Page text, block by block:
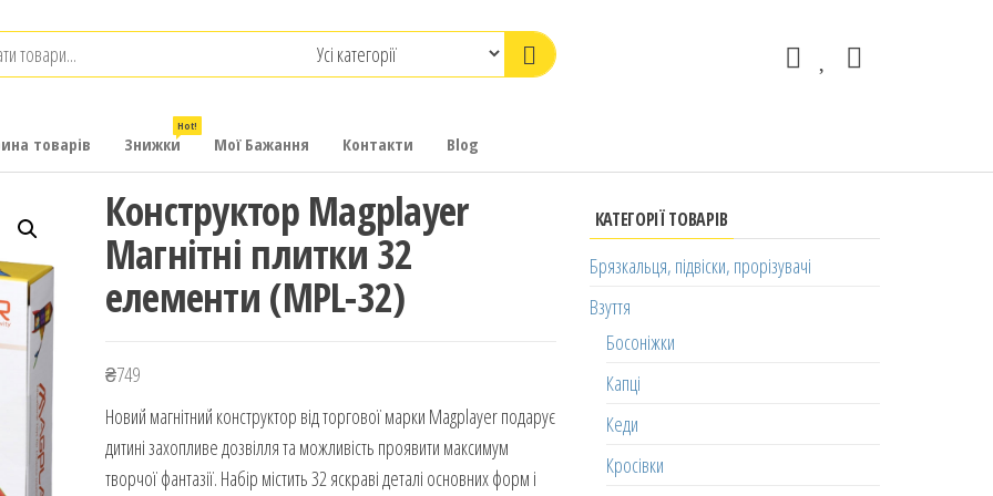
товарів Знижки
Hot!
Мої Бажання Контакти Blog
Конструктор Magplayer
Магнітні плитки 32
елементи (MPL-32)
₴749
Новий магнітний конструктор від торгової марки Magplayer подарує
дитині захопливе дозвілля та можливість проявити максимум
творчої фантазії. Набір містить 32 яскраві деталі основних форм і
КАТЕГОРІЇ ТОВАРІВ
Брязкальця, підвіски, прорізувачі
Взуття
Босоніжки
Капці
Кеди
Кросівки